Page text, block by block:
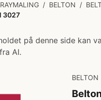
/ BELTON /
3027
på denne side kan
AI.
BELTON